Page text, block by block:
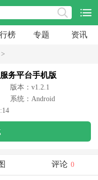
榜 专题 资讯
>
务平台手机版
版本：v1.2.1
系统：Android
评论 0